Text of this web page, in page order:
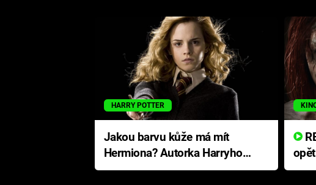
HARRY POTTER
Jakou barvu kůže má mít
Hermiona? Autorka Harryho
Pottera přišla s ráznou
RECENZE: Smrtelné zlo se